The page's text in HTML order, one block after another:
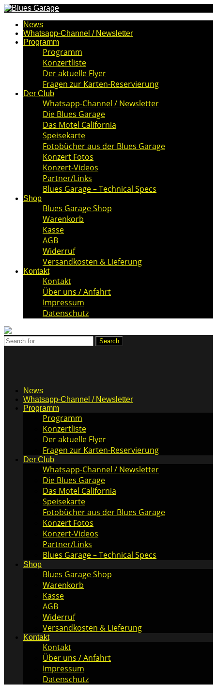
News
Whatsapp-Channel / Newsletter
Programm
Programm
Konzertliste
Der aktuelle Flyer
Fragen zur Karten-Reservierung
Der Club
Whatsapp-Channel / Newsletter
Die Blues Garage
Das Motel California
Speisekarte
Fotobücher aus der Blues Garage
Konzert Fotos
Konzert-Videos
Partner/Links
Blues Garage – Technical Specs
Shop
Blues Garage Shop
Warenkorb
Kasse
AGB
Widerruf
Versandkosten & Lieferung
Kontakt
Kontakt
Über uns / Anfahrt
Impressum
Datenschutz
News
Whatsapp-Channel / Newsletter
Programm
Programm
Konzertliste
Der aktuelle Flyer
Fragen zur Karten-Reservierung
Der Club
Whatsapp-Channel / Newsletter
Die Blues Garage
Das Motel California
Speisekarte
Fotobücher aus der Blues Garage
Konzert Fotos
Konzert-Videos
Partner/Links
Blues Garage – Technical Specs
Shop
Blues Garage Shop
Warenkorb
Kasse
AGB
Widerruf
Versandkosten & Lieferung
Kontakt
Kontakt
Über uns / Anfahrt
Impressum
Datenschutz